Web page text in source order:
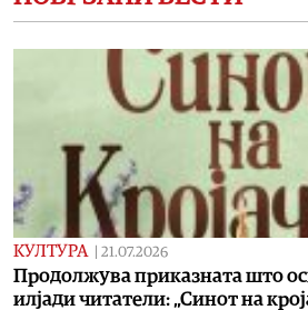
КУЛТУРА | 21.07.2026
Продолжува приказната што
илјади читатели: „Синот на